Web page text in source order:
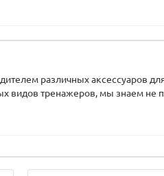
различных аксессуаров
видов тренажеров, мы знаем